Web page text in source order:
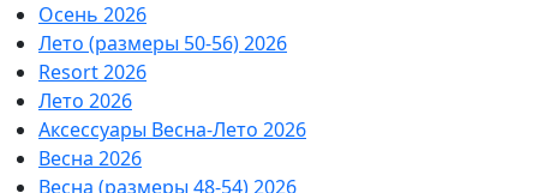
Осень 2026
Лето (размеры 50-56) 2026
Resort 2026
Лето 2026
Аксессуары Весна-Лето 2026
Весна 2026
Весна (размеры 48-54) 2026